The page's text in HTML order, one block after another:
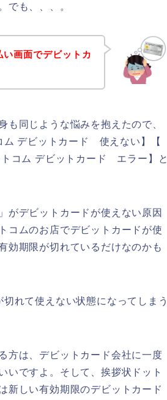
でも、、、。
画面でデビットカ
も同じような悩みを抱えたので、
ム デビットカード 使えない】【
コム デビットカード エラー】と
がデビットカードが使えない原因
コムのお店でデビットカードが使
効期限が切れているだけなのかも
れて使えない状態になってしまう
方は、デビットカード会社に一度
いですよ。そして、挨拶状ドット
新しい有効期限のデビットカード